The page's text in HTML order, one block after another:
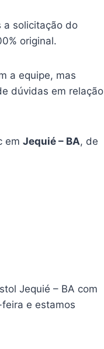
a solicitação do
original.
a equipe, mas
dúvidas em relação
em Jequié – BA, de
Jequié – BA com
e estamos